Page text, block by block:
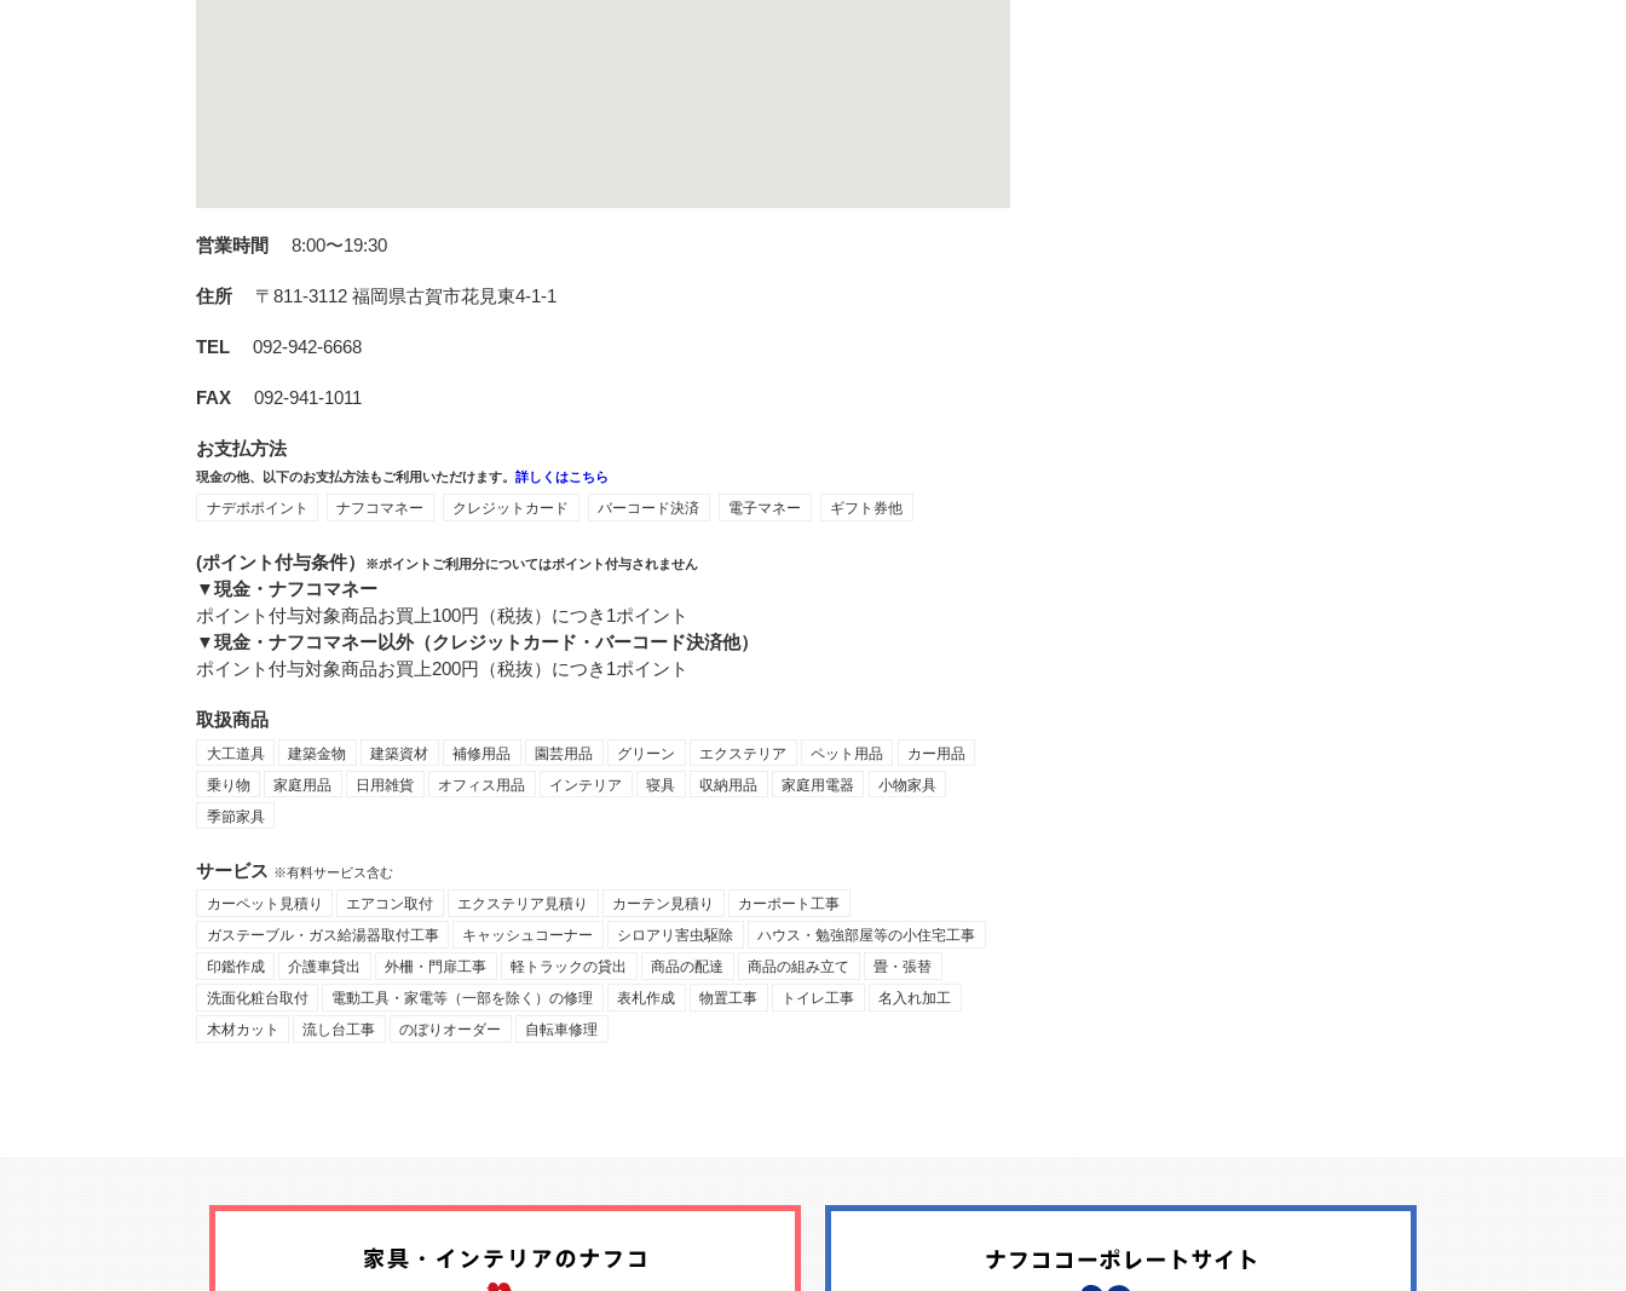
営業時間 8:00〜19:30
住所 〒811-3112 福岡県古賀市花見東4-1-1
TEL 092-942-6668
FAX 092-941-1011
お支払方法
現金の他、以下のお支払方法もご利用いただけます。詳しくはこちら
ナデポポイント ナフコマネー クレジットカード バーコード決済 電子マネー ギフト券他
(ポイント付与条件） ※ポイントご利用分についてはポイント付与されません
▼現金・ナフコマネー
ポイント付与対象商品お買上100円（税抜）につき1ポイント
▼現金・ナフコマネー以外（クレジットカード・バーコード決済他）
ポイント付与対象商品お買上200円（税抜）につき1ポイント
取扱商品
大工道具 建築金物 建築資材 補修用品 園芸用品 グリーン エクステリア ペット用品
カー用品
乗り物
家庭用品 日用雑貨 オフィス用品 インテリア 寝具 収納用品 家庭用電器
小物家具
季節家具
サービス ※有料サービス含む
カーペット見積り エアコン取付 エクステリア見積り カーテン見積り
カーポート工事
ガステーブル・ガス給湯器取付工事
キャッシュコーナー シロアリ害虫駆除
ハウス・勉強部屋等の小住宅工事
印鑑作成
介護車貸出 外柵・門扉工事 軽トラックの貸出 商品の配達 商品の組み立て
畳・張替
洗面化粧台取付
電動工具・家電等（一部を除く）の修理 表札作成 物置工事 トイレ工事
名入れ加工
木材カット
流し台工事 のぼりオーダー 自転車修理